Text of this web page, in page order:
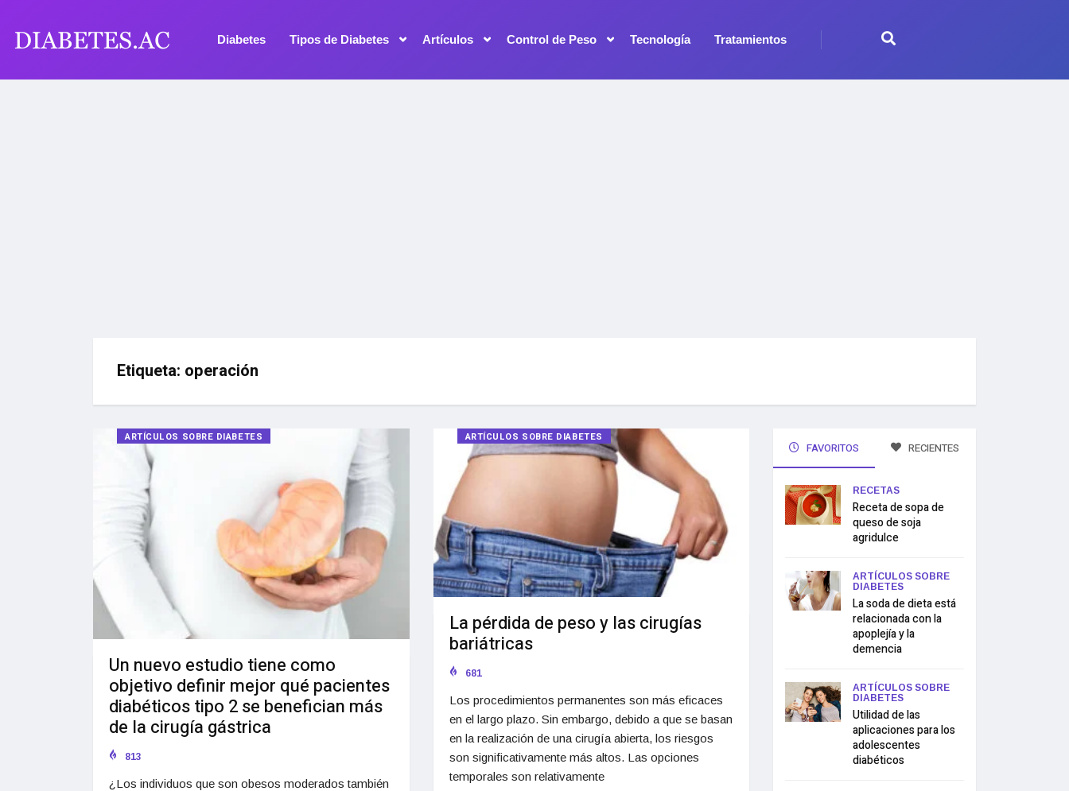
Diabetes Tipos de Diabetes Artículos Control de Peso Tecnología Tratamientos
Etiqueta: operación
ARTÍCULOS SOBRE DIABETES
Un nuevo estudio tiene como
objetivo definir mejor qué pacientes
diabéticos tipo 2 se benefician más
de la cirugía gástrica
813
¿Los individuos que son obesos moderados también
ARTÍCULOS SOBRE DIABETES
La pérdida de peso y las cirugías
bariátricas
681
Los procedimientos permanentes son más eficaces
en el largo plazo. Sin embargo, debido a que se basan
en la realización de una cirugía abierta, los riesgos
son significativamente más altos. Las opciones
temporales son relativamente
FAVORITOS RECIENTES
RECETAS
Receta de sopa de
queso de soja
agridulce
ARTÍCULOS SOBRE
DIABETES
La soda de dieta está
relacionada con la
apoplejía y la
demencia
ARTÍCULOS SOBRE
DIABETES
Utilidad de las
aplicaciones para los
adolescentes
diabéticos